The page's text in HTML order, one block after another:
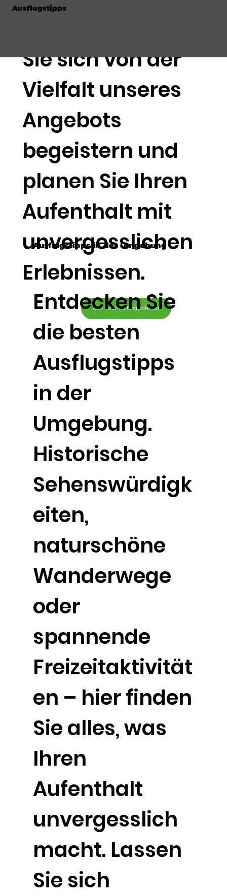
Sie sich von der
Vielfalt unseres
Angebots
begeistern und
planen Sie Ihren
Aufenthalt mit
unvergesslichen
Erlebnissen.
Zum Veranstaltungskalender
Ausflugstipps
Ausflugstipps in der Umgebung
Entdecken Sie
die besten
Ausflugstipps
in der
Umgebung.
Historische
Sehenswürdigk
eiten,
naturschöne
Wanderwege
oder
spannende
Freizeitaktivität
en – hier finden
Sie alles, was
Ihren
Aufenthalt
unvergesslich
macht. Lassen
Sie sich